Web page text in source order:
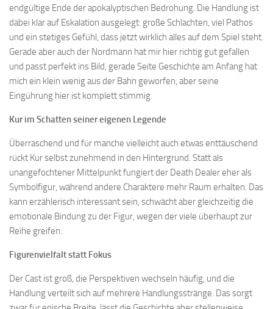
endgültige Ende der apokalyptischen Bedrohung. Die Handlung ist
dabei klar auf Eskalation ausgelegt: große Schlachten, viel Pathos
und ein stetiges Gefühl, dass jetzt wirklich alles auf dem Spiel steht.
Gerade aber auch der Nordmann hat mir hier richtig gut gefallen
und passt perfekt ins Bild, gerade Seite Geschichte am Anfang hat
mich ein klein wenig aus der Bahn geworfen, aber seine
Eingührung hier ist komplett stimmig.
Kur im Schatten seiner eigenen Legende
Überraschend und für manche vielleicht auch etwas enttäuschend
rückt Kur selbst zunehmend in den Hintergrund. Statt als
unangefochtener Mittelpunkt fungiert der Death Dealer eher als
Symbolfigur, während andere Charaktere mehr Raum erhalten. Das
kann erzählerisch interessant sein, schwächt aber gleichzeitig die
emotionale Bindung zu der Figur, wegen der viele überhaupt zur
Reihe greifen.
Figurenvielfalt statt Fokus
Der Cast ist groß, die Perspektiven wechseln häufig, und die
Handlung verteilt sich auf mehrere Handlungsstränge. Das sorgt